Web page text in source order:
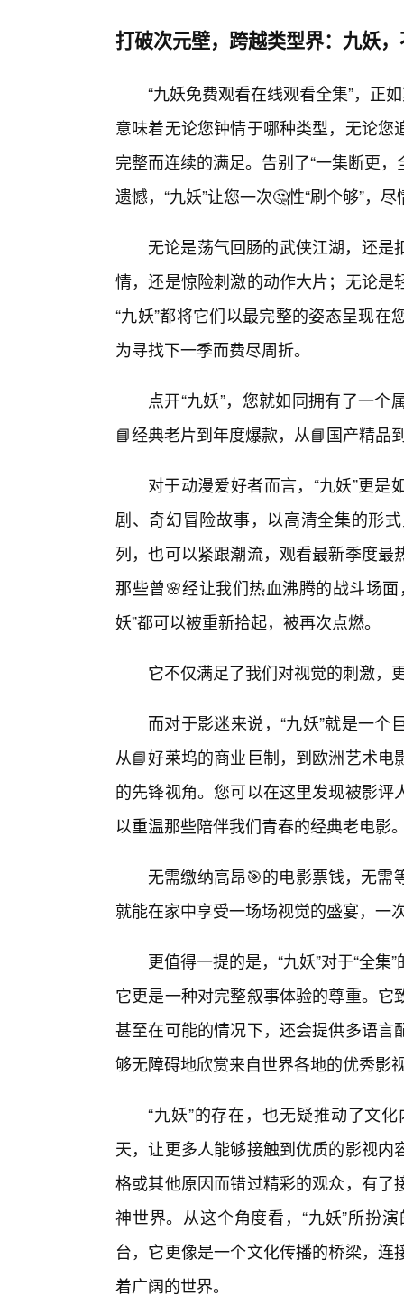
打破次元壁，跨越类型界：九妖
“九妖免费观看在线观看全集”，正
意味着无论您钟情于哪种类型，无论
完整而连续的满足。告别了“一集断更
遗憾，“九妖”让您一次🤔性“刷个够”，
无论是荡气回肠的武侠江湖，还
情，还是惊险刺激的动作大片；无论
“九妖”都将它们以最完整的姿态呈现
为寻找下一季而费尽周折。
点开“九妖”，您就如同拥有了一
📘经典老片到年度爆款，从📘国产精品
对于动漫爱好者而言，“九妖”更
剧、奇幻冒险故事，以高清全集的形
列，也可以紧跟潮流，观看最新季度
那些曾🌸经让我们热血沸腾的战斗场
妖”都可以被重新拾起，被再次点燃。
它不仅满足了我们对视觉的刺激，
而对于影迷来说，“九妖”就是一
从📘好莱坞的商业巨制，到欧洲艺术
的先锋视角。您可以在这里发现被影
以重温那些陪伴我们青春的经典老电影
无需缴纳高昂🎯的电影票钱，无需
就能在家中享受一场场视觉的盛宴，一
更值得一提的是，“九妖”对于“全
它更是一种对完整叙事体验的尊重。
甚至在可能的情况下，还会提供多语
够无障碍地欣赏来自世界各地的优秀影
“九妖”的存在，也无疑推动了文
天，让更多人能够接触到优质的影视
格或其他原因而错过精彩的观众，有
神世界。从这个角度看，“九妖”所扮
台，它更像是一个文化传播的桥梁，
着广阔的世界。